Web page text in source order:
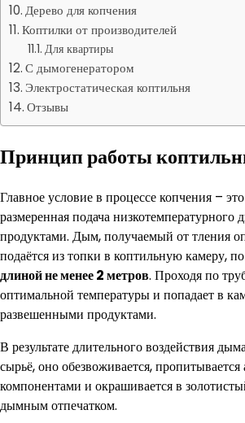
Дерево для копчения
Коптилки от производителей
Для квартиры
С дымогенератором
Электростатическая коптильня
Отзывы
Принцип работы
Главное условие в процессе копчения –
размеренная подача низкотемпературного
продуктами. Дым, получаемый от тления
подаётся из топки в коптильную камеру,
длиной не менее 2 метров. Проходя по
оптимальной температуры и попадает в
развешенными продуктами.
В результате длительного воздействия
сырьё, оно обезвоживается,
компонентами и окрашивается в
дымным отпечатком.